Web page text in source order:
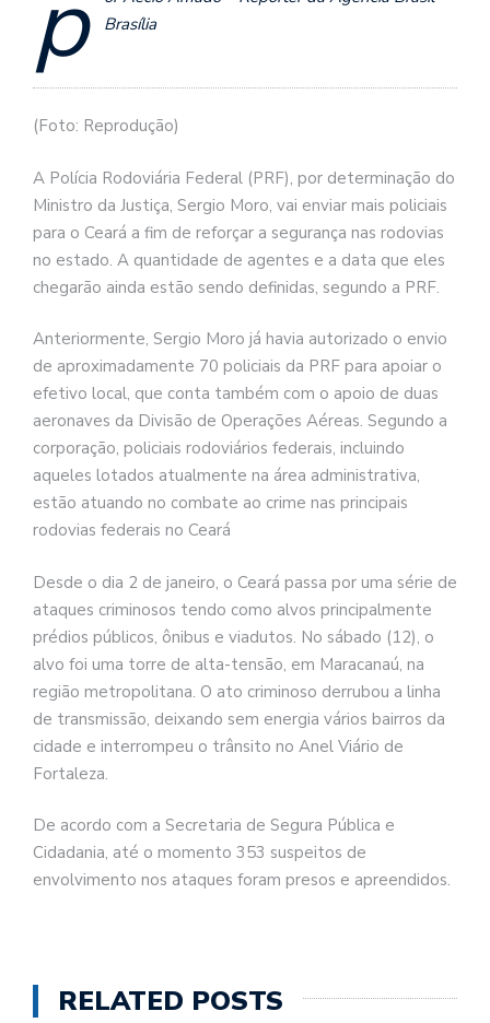
Brasília
(Foto: Reprodução)
A Polícia Rodoviária Federal (PRF), por determinação do
Ministro da Justiça, Sergio Moro, vai enviar mais policiais
para o Ceará a fim de reforçar a segurança nas rodovias
no estado. A quantidade de agentes e a data que eles
chegarão ainda estão sendo definidas, segundo a PRF.
Anteriormente, Sergio Moro já havia autorizado o envio
de aproximadamente 70 policiais da PRF para apoiar o
efetivo local, que conta também com o apoio de duas
aeronaves da Divisão de Operações Aéreas. Segundo a
corporação, policiais rodoviários federais, incluindo
aqueles lotados atualmente na área administrativa,
estão atuando no combate ao crime nas principais
rodovias federais no Ceará
Desde o dia 2 de janeiro, o Ceará passa por uma série de
ataques criminosos tendo como alvos principalmente
prédios públicos, ônibus e viadutos. No sábado (12), o
alvo foi uma torre de alta-tensão, em Maracanaú, na
região metropolitana. O ato criminoso derrubou a linha
de transmissão, deixando sem energia vários bairros da
cidade e interrompeu o trânsito no Anel Viário de
Fortaleza.
De acordo com a Secretaria de Segura Pública e
Cidadania, até o momento 353 suspeitos de
envolvimento nos ataques foram presos e apreendidos.
RELATED POSTS